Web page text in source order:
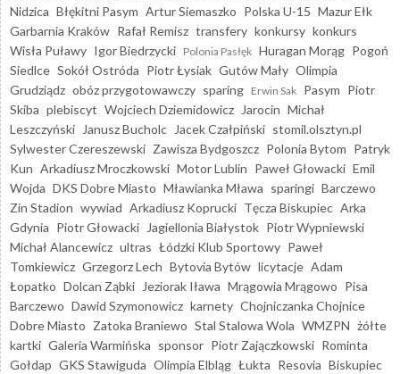
Nidzica Błękitni Pasym Artur Siemaszko Polska U-15 Mazur Ełk
Garbarnia Kraków Rafał Remisz transfery konkursy konkurs
Wisła Puławy Igor Biedrzycki Polonia Pasłęk Huragan Morąg Pogoń
Siedlce Sokół Ostróda Piotr Łysiak Gutów Mały Olimpia
Grudziądz obóz przygotowawczy sparing Erwin Sak Pasym Piotr
Skiba plebiscyt Wojciech Dziemidowicz Jarocin Michał
Leszczyński
Janusz Bucholc Jacek Czałpiński stomil.olsztyn.pl
Sylwester Czereszewski Zawisza Bydgoszcz Polonia Bytom Patryk
Kun Arkadiusz Mroczkowski Motor Lublin Paweł Głowacki Emil
Wojda DKS Dobre Miasto Mławianka Mława sparingi Barczewo
Zin Stadion wywiad Arkadiusz Koprucki Tęcza Biskupiec Arka
Gdynia Piotr Głowacki Jagiellonia Białystok Piotr Wypniewski
Michał Alancewicz ultras Łódzki Klub Sportowy Paweł
Tomkiewicz Grzegorz Lech Bytovia Bytów licytacje Adam
Łopatko Dolcan Ząbki Jeziorak Iława Mrągowia Mrągowo Pisa
Barczewo Dawid Szymonowicz karnety Chojniczanka Chojnice
Dobre Miasto Zatoka Braniewo Stal Stalowa Wola WMZPN żółte
kartki Galeria Warmińska sponsor Piotr Zajączkowski Rominta
Gołdap GKS Stawiguda Olimpia Elbląg Łukta Resovia Biskupiec